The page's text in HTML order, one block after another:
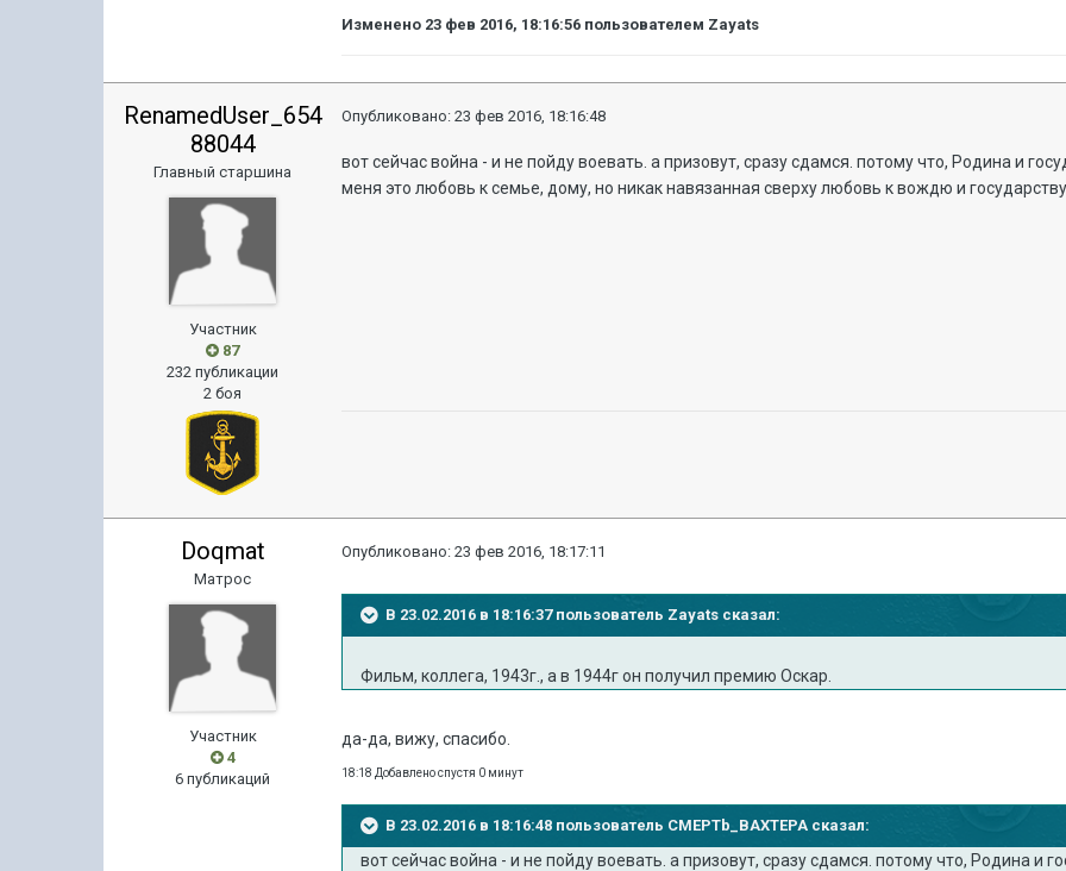
Изменено 23 фев 2016, 18:16:56 пользователем Zayats
RenamedUser_654
88044
Главный старшина
Участник
87
232 публикации
2 боя
Опубликовано:23 фев 2016, 18:16:48
вот сейчас война - и не пойду воевать. а призовут, сразу сдамся. потому что, Родина и
меня это любовь к семье, дому, но никак навязанная сверху любовь к вождю и
Doqmat
Матрос
Участник
4
6 публикаций
Опубликовано:23 фев 2016, 18:17:11
В 23.02.2016 в 18:16:37 пользователь Zayats сказал:
Фильм, коллега, 1943г., а в 1944г он получил премию Оскар.
да-да, вижу, спасибо.
18:18 Добавлено спустя 0 минут
В 23.02.2016 в 18:16:48 пользователь CMEPTb_BAXTEPA сказал:
вот сейчас война - и не пойду воевать. а призовут, сразу сдамся. потому что, Родина и